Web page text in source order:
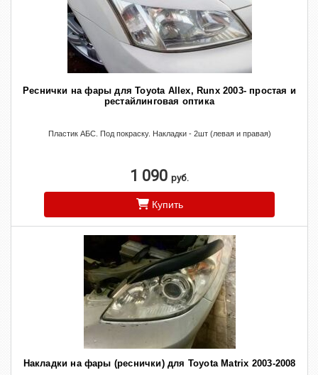
Реснички на фары для Toyota Allex, Runx 2003- простая и
рестайлинговая оптика
Пластик АБС. Под покраску. Накладки - 2шт (левая и правая)
1 090 руб.
Купить
Накладки на фары (реснички) для Toyota Matrix 2003-2008